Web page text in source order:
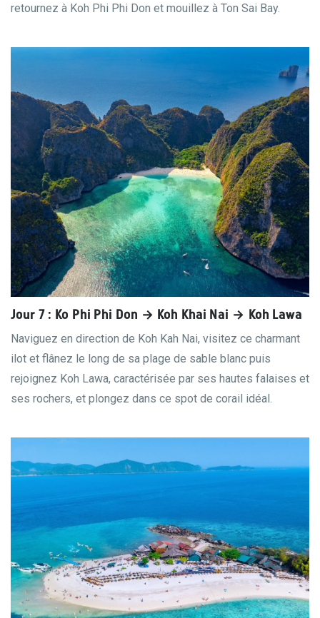
Jour 7 : Ko Phi Phi Don → Koh Khai Nai → Koh Lawa
Naviguez en direction de Koh Kah Nai, visitez ce charmant
ilot et flânez le long de sa plage de sable blanc puis
rejoignez Koh Lawa, caractérisée par ses hautes falaises et
ses rochers, et plongez dans ce spot de corail idéal.
retournez à Koh Phi Phi Don et mouillez à Ton Sai Bay.